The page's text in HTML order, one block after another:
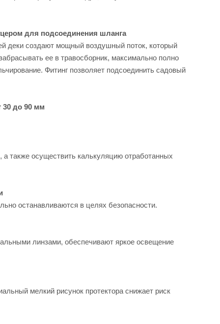
для подсоединения шланга
деки создают мощный воздушный поток, который
ее в травосборник, максимально полно
Фитинг позволяет подсоединить садовый
30 до 90 мм
также осуществить калькуляцию отработанных
останавливаются в целях безопасности.
линзами, обеспечивают яркое освещение
мелкий рисунок протектора снижает риск